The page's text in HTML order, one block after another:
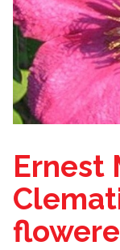
Ernest